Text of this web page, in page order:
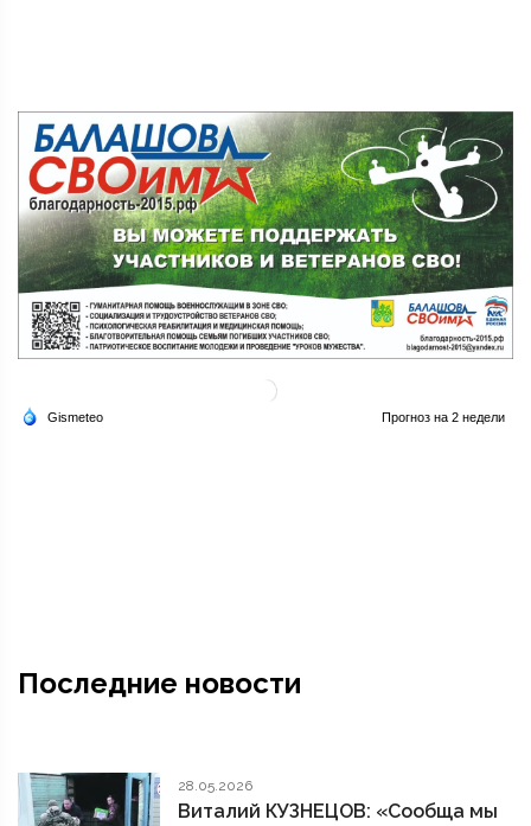
Последние новости
28.05.2026
Виталий КУЗНЕЦОВ: «Сообща мы